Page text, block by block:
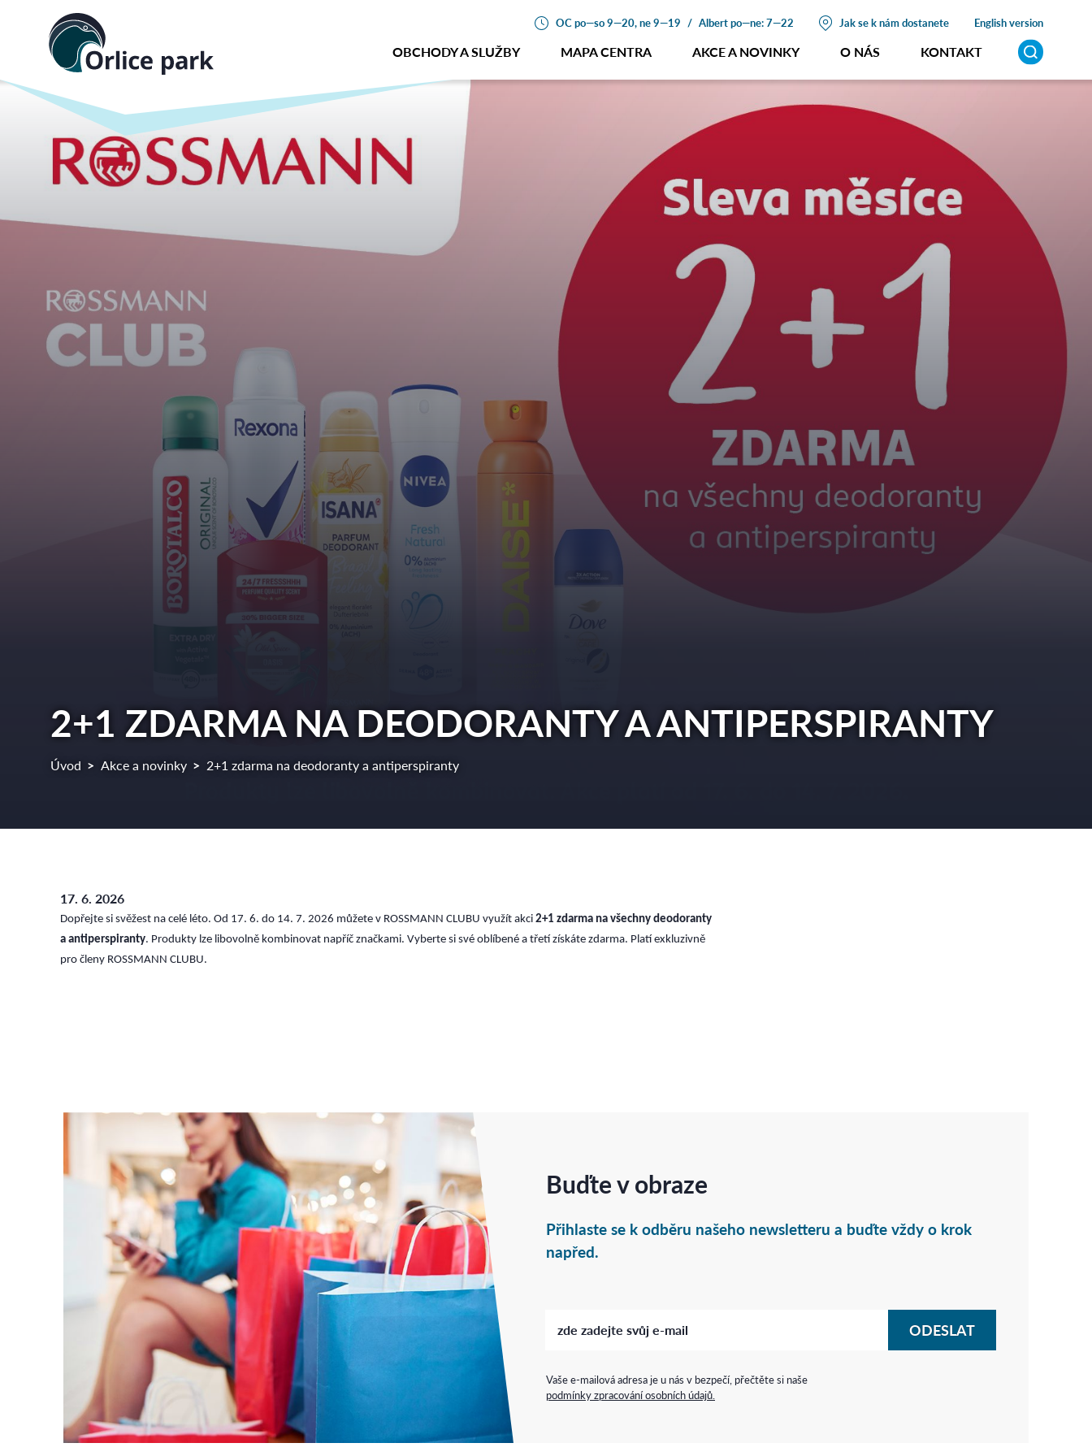
OC po—so 9—20, ne 9—19 / Albertpo—ne: 7—22 Jak se k nám dostanete English version
OBCHODY A SLUŽBY MAPA CENTRA AKCE A NOVINKY O NÁS KONTAKT
2+1 ZDARMA NA DEODORANTY A ANTIPERSPIRANTY
Úvod Akce a novinky 2+1 zdarma na deodoranty a antiperspiranty
17. 6. 2026
Dopřejte si svěžest na celé léto. Od 17. 6. do 14. 7. 2026 můžete v ROSSMANN CLUBU využít akci 2+1 zdarma na všechny deodoranty
a antiperspiranty. Produkty lze libovolně kombinovat napříč značkami. Vyberte si své oblíbené a třetí získáte zdarma. Platí exkluzivně
pro členy ROSSMANN CLUBU.
Buďte v obraze
Přihlaste se k odběru našeho newsletteru a buďte vždy o krok
napřed.
Vaše e-mailová adresa je u nás v bezpečí, přečtěte si naše
podmínky zpracování osobních údajů.